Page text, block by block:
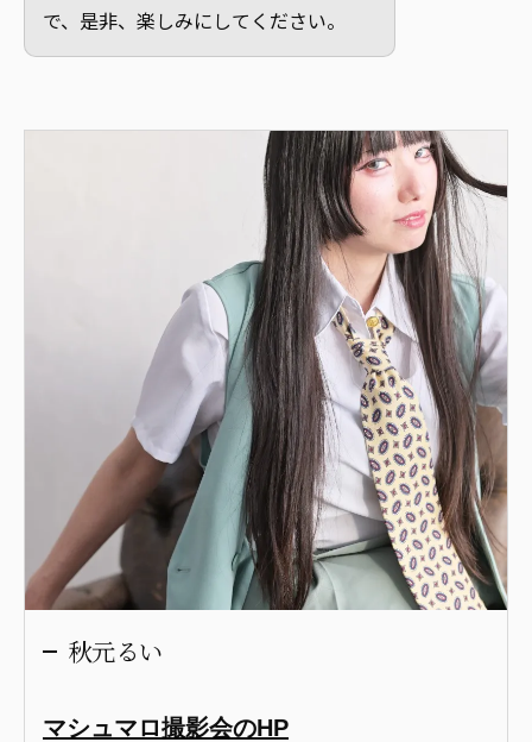
で、是非、楽しみにしてください。
秋元るい
マシュマロ撮影会のHP